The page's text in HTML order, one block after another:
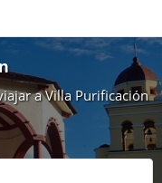
a Villa Purificación